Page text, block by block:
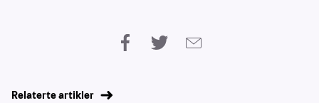
Relaterte artikler